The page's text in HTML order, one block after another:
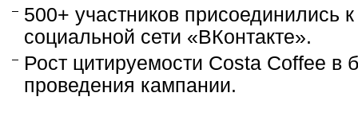
500+ участников присоединились
социальной сети «ВКонтакте».
Рост цитируемости Costa Coffee в
проведения кампании.